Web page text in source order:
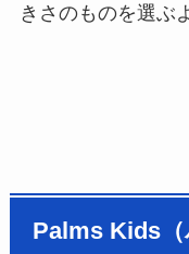
きさのものを選ぶ
Palms Kids（